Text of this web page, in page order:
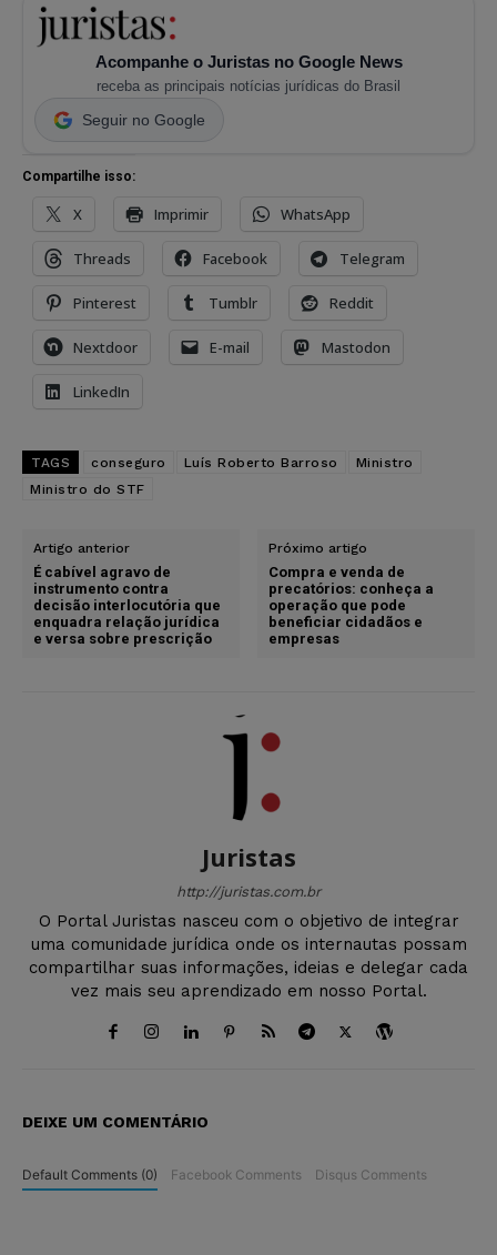
Acompanhe o Juristas no Google News
receba as principais notícias jurídicas do Brasil
Seguir no Google
Compartilhe isso:
X Imprimir WhatsApp
Threads Facebook Telegram
Pinterest Tumblr Reddit
Nextdoor E-mail Mastodon
LinkedIn
TAGS conseguro Luís Roberto Barroso
Ministro
Ministro do STF
Artigo anterior
É cabível agravo de
instrumento contra
decisão interlocutória que
enquadra relação jurídica
e versa sobre prescrição
Próximo artigo
Compra e venda de
precatórios: conheça a
operação que pode
beneficiar cidadãos e
empresas
Juristas
http://juristas.com.br
O Portal Juristas nasceu com o objetivo de integrar
uma comunidade jurídica onde os internautas possam
compartilhar suas informações, ideias e delegar cada
vez mais seu aprendizado em nosso Portal.
DEIXE UM COMENTÁRIO
Default Comments (0) Facebook Comments Disqus Comments